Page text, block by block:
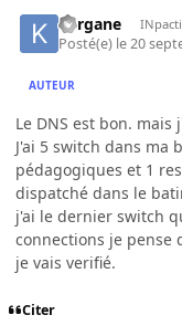
Kergane
Posté(e) le 20
AUTEUR
Le DNS est bon. mais
J'ai 5 switch dans ma
pédagogiques et 1
dispatché dans le
j'ai le dernier switch
connections je pense
je vais verifié.
Citer